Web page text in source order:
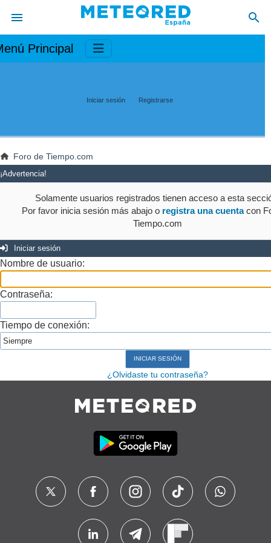
Principal
Iniciar sesión Registrarse
Foro de Tiempo.com
¡Advertencia!
Solamente usuarios registrados tienen acceso a esta
Por favor inicia sesión más abajo o registra una cuentacon
Tiempo.com
Iniciar sesión
Nombre de usuario:
Contraseña:
Tiempo de conexión:
¿Olvidaste tu contraseña?